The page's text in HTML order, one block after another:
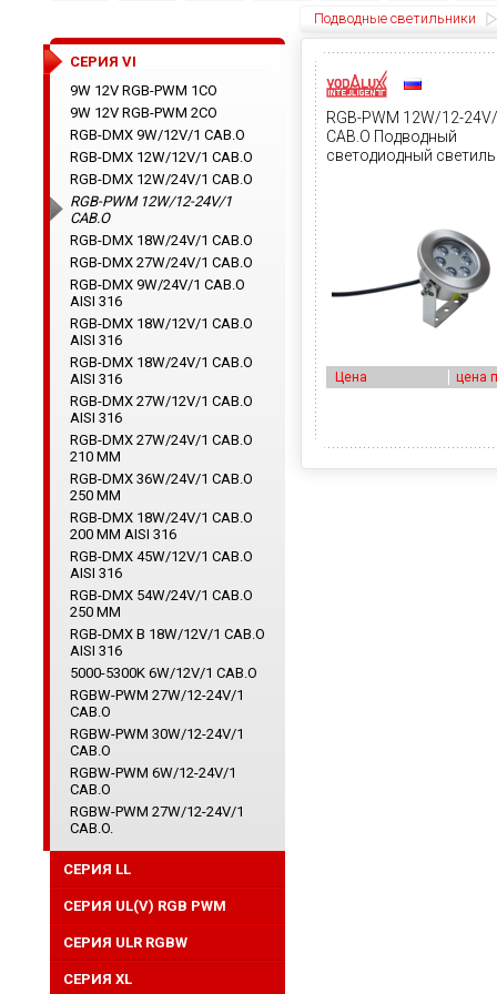
Подводные светильники
RGB-PWM 12W/12-
CAB.O Подводный
светодиодный
Цена цена
CЕРИЯ VI
9W 12V RGB-PWM 1CO
9W 12V RGB-PWM 2CO
RGB-DMX 9W/12V/1 CAB.O
RGB-DMX 12W/12V/1 CAB.O
RGB-DMX 12W/24V/1 CAB.O
RGB-PWM 12W/12-24V/1
CAB.O
RGB-DMX 18W/24V/1 CAB.O
RGB-DMX 27W/24V/1 CAB.O
RGB-DMX 9W/24V/1 CAB.O
AISI 316
RGB-DMX 18W/12V/1 CAB.O
AISI 316
RGB-DMX 18W/24V/1 CAB.O
AISI 316
RGB-DMX 27W/12V/1 CAB.O
AISI 316
RGB-DMX 27W/24V/1 CAB.O
210 ММ
RGB-DMX 36W/24V/1 CAB.O
250 ММ
RGB-DMX 18W/24V/1 CAB.O
200 ММ AISI 316
RGB-DMX 45W/12V/1 CAB.O
AISI 316
RGB-DMX 54W/24V/1 CAB.O
250 ММ
RGB-DMX B 18W/12V/1 CAB.O
AISI 316
5000-5300K 6W/12V/1 CAB.O
RGBW-PWM 27W/12-24V/1
CAB.O
RGBW-PWM 30W/12-24V/1
CAB.O
RGBW-PWM 6W/12-24V/1
CAB.O
RGBW-PWM 27W/12-24V/1
CAB.O.
СЕРИЯ LL
СЕРИЯ UL(V) RGB PWM
СЕРИЯ ULR RGBW
CЕРИЯ XL